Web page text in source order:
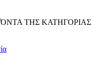
ΤΗΣ ΚΑΤΗΓΟΡΙΑΣ